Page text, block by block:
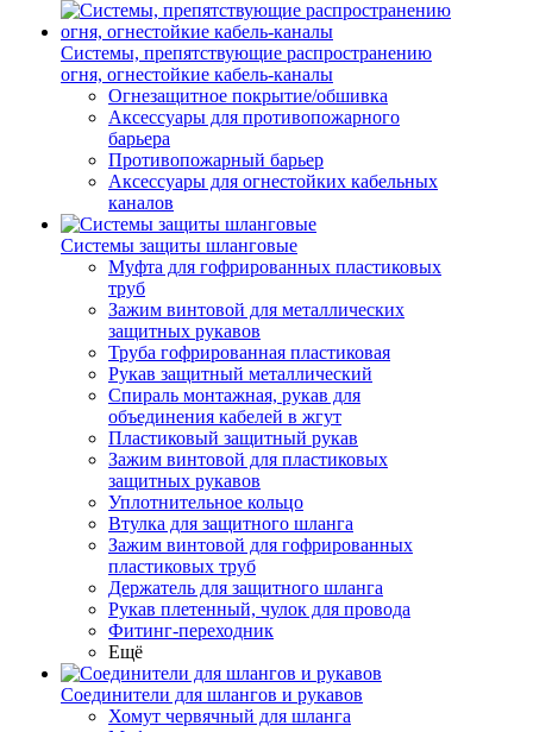
Системы, препятствующие распространению
огня, огнестойкие кабель-каналы
Огнезащитное покрытие/обшивка
Аксессуары для противопожарного
барьера
Противопожарный барьер
Аксессуары для огнестойких кабельных
каналов
Системы защиты шланговые
Муфта для гофрированных пластиковых
труб
Зажим винтовой для металлических
защитных рукавов
Труба гофрированная пластиковая
Рукав защитный металлический
Спираль монтажная, рукав для
объединения кабелей в жгут
Пластиковый защитный рукав
Зажим винтовой для пластиковых
защитных рукавов
Уплотнительное кольцо
Втулка для защитного шланга
Зажим винтовой для гофрированных
пластиковых труб
Держатель для защитного шланга
Рукав плетенный, чулок для провода
Фитинг-переходник
Ещё
Соединители для шлангов и рукавов
Хомут червячный для шланга